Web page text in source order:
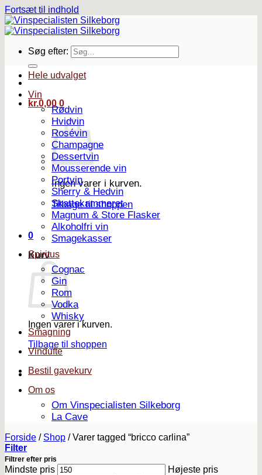
Fortsæt til indhold
Søg efter:
kr.0,00 0
Ingen varer i kurven.
Tilbage til shoppen
0
Kurv
Ingen varer i kurven.
Tilbage til shoppen
Hele udvalget
Vin
Rødvin
Hvidvin
Rosévin
Champagne
Dessertvin
Mousserende vin
Portvin
Sherry & Hedvin
Skattekammeret
Magnum & Store Flasker
Alkoholfri vin
Smagekasser
Spiritus
Cognac
Gin
Rom
Vodka
Whisky
Smagning
Vindufte
Bestil gavekurv
Om os
Om Vinspecialisten Silkeborg
La Cave
Forside / Shop /Varer tagged “bricco carlina”
Filter
Filtrer efter pris
Mindste pris Højeste pris